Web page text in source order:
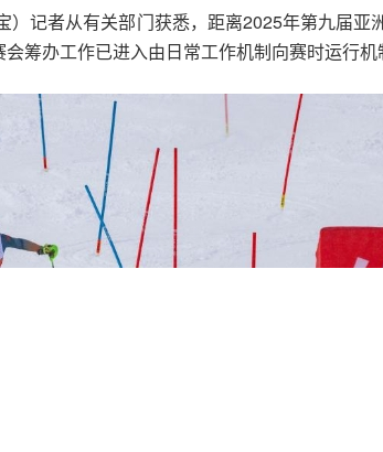
）记者从有关部门获悉，距离2025年第九届
筹办工作已进入由日常工作机制向赛时运行机